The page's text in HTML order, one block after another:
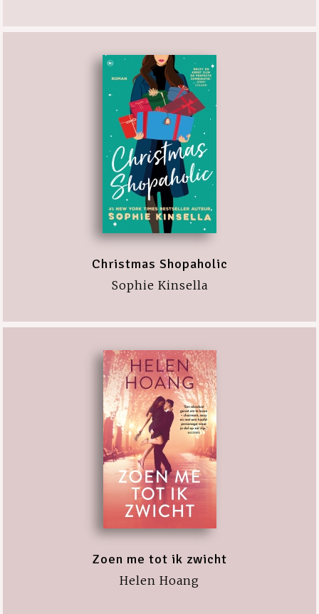
Christmas Shopaholic
Sophie Kinsella
Zoen me tot ik zwicht
Helen Hoang